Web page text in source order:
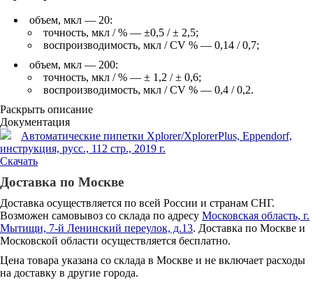
объем, мкл — 20:
точность, мкл / % — ±0,5 / ± 2,5;
воспроизводимость, мкл / CV % — 0,14 / 0,7;
объем, мкл — 200:
точность, мкл / % — ± 1,2 / ± 0,6;
воспроизводимость, мкл / CV % — 0,4 / 0,2.
Раскрыть описание
Документация
Автоматические пипетки Xplorer/XplorerPlus, Eppendorf,
инструкция, русс., 112 стр., 2019 г.
Скачать
Доставка по Москве
Доставка осуществляется по всей России и странам СНГ.
Возможен самовывоз со склада по адресу Московская область, г.
Мытищи, 7-й Ленинский переулок, д.13. Доставка по Москве и
Московской области осуществляется бесплатно.
Цена товара указана со склада в Москве и не включает расходы
на доставку в другие города.